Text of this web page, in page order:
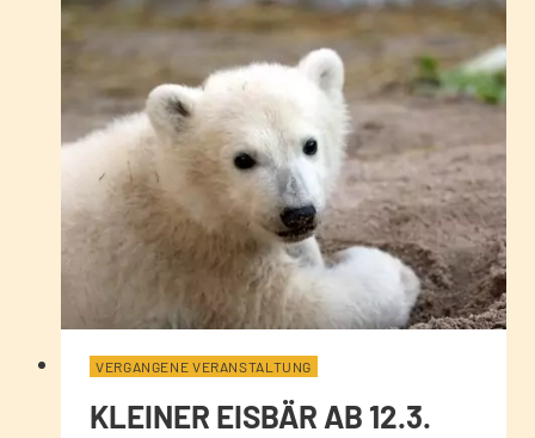
VERGANGENE VERANSTALTUNG
KLEINER EISBÄR AB 12.3.